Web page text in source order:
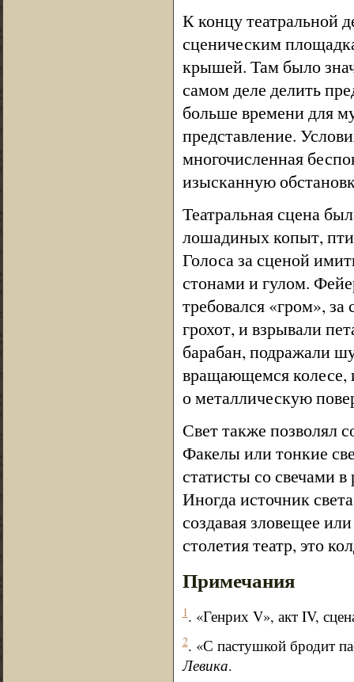
К концу театральной
сценическим
крышей. Там было
самом деле делить
больше времени для
представление.
многочисленная
изысканную
Театральная сцена
лошадиных копыт,
Голоса за сценой
стонами и гулом.
требовался «гром»,
грохот, и взрывали
барабан, подражали
вращающемся колесе,
о металлическую
Свет также позволял
Факелы или тонкие
статисты со свечами
Иногда источник
создавая зловещее
столетия театр, это
Примечания
1. «Генрих V», акт IV,
2. «С пастушкой бродит
Левика.